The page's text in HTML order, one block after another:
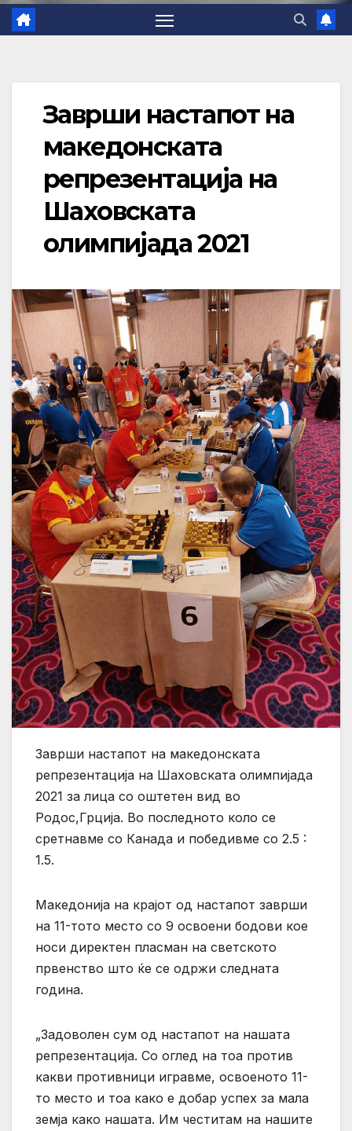
Заврши настапот на
македонската
репрезентација на
Шаховската
олимпијада 2021
Заврши настапот на македонската
репрезентација на Шаховската олимпијада
2021 за лица со оштетен вид во
Родос,Грција. Во последното коло се
сретнавме со Канада и победивме со 2.5 :
1.5.
Македонија на крајот од настапот заврши
на 11-тото место со 9 освоени бодови кое
носи директен пласман на светското
првенство што ќе се одржи следната
година.
„Задоволен сум од настапот на нашата
репрезентација. Со оглед на тоа против
какви противници игравме, освоеното 11-
то место и тоа како е добар успех за мала
земја како нашата. Им честитам на нашите